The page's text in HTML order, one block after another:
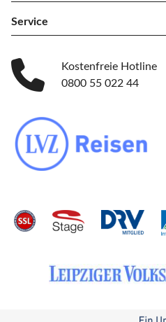
Service
Kostenfreie Hotline
0800 55 022 44